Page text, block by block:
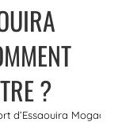
?
d’Essaouira